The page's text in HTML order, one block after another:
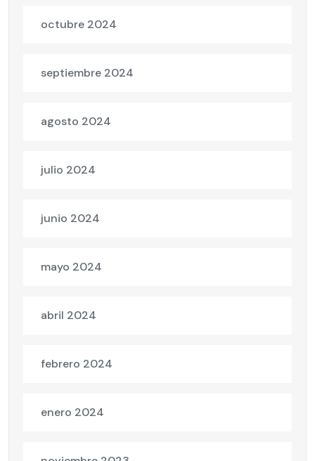
octubre 2024
septiembre 2024
agosto 2024
julio 2024
junio 2024
mayo 2024
abril 2024
febrero 2024
enero 2024